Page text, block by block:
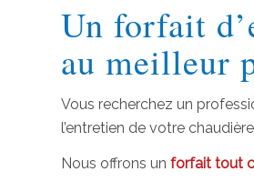
Un forfait
au meilleur
Vous recherchez un
l’entretien de votre
Nous offrons un forfait tout